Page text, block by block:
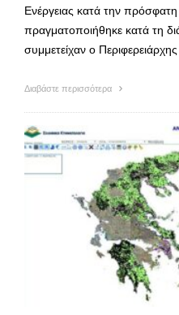
Ενέργειας κατά την
πραγματοποιήθηκε κατά τη
συμμετείχαν ο
Διαβάστε περισσότερα